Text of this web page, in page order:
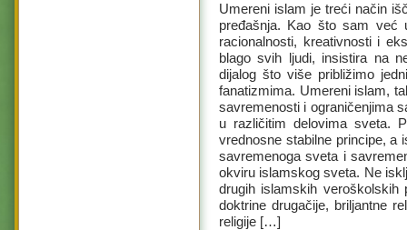
Umereni islam je treći način
pređašnja. Kao što sam već
racionalnosti, kreativnosti i
blago svih ljudi, insistira na
dijalog što više približimo
fanatizmima. Umereni islam,
savremenosti i ograničenjima
u različitim delovima sveta.
vrednosne stabilne principe, a
savremenoga sveta i
okviru islamskog sveta. Ne
drugih islamskih
doktrine drugačije, briljantne
religije […]